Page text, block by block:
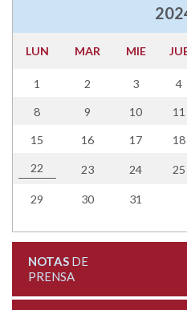
LUN MAR MIE
1 2 3 4
8 9 10 11
15 16 17 18
22 23 24 25
29 30 31
NOTASDE
PRENSA